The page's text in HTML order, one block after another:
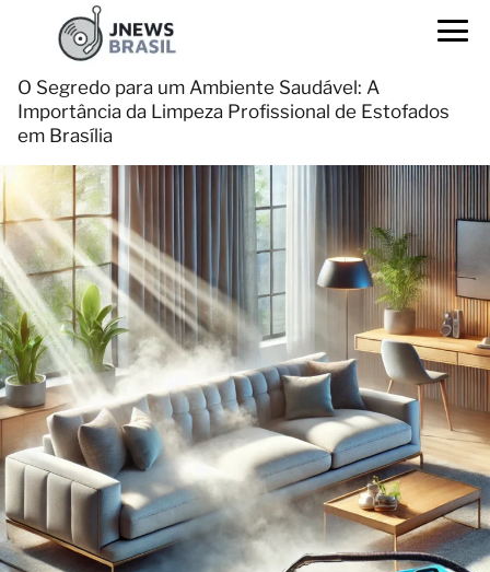
O Segredo para um Ambiente Saudável: A
Importância da Limpeza Profissional de Estofados
em Brasília